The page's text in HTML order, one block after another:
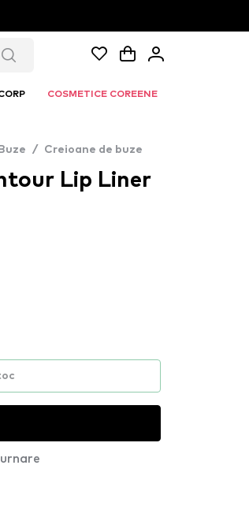
COSMETICE COREENE
Buze / Creioane de buze
Lip Liner